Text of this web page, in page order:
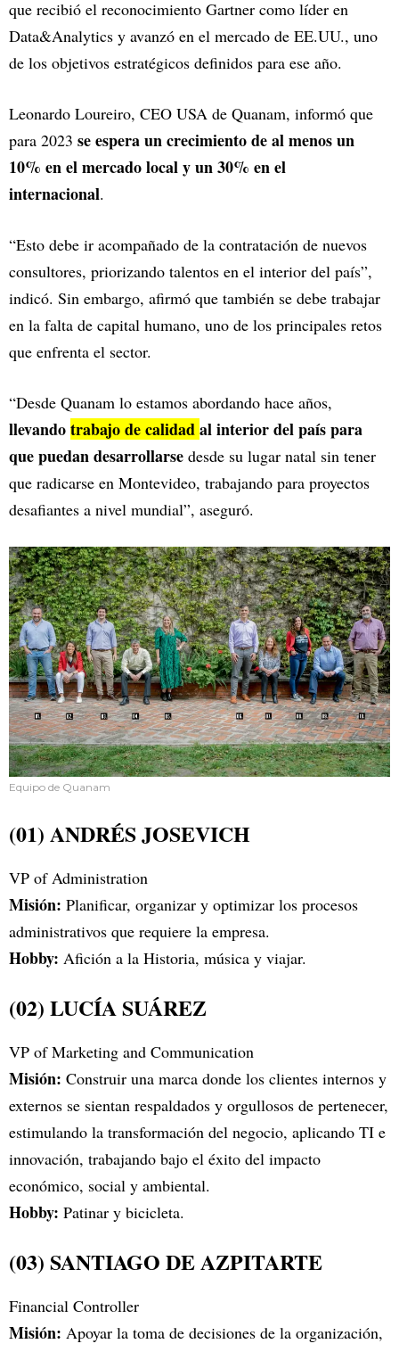
que recibió el reconocimiento Gartner como líder en
Data&Analytics y avanzó en el mercado de EE.UU., uno
de los objetivos estratégicos definidos para ese año.
Leonardo Loureiro, CEO USA de Quanam, informó que
para 2023 se espera un crecimiento de al menos un
10% en el mercado local y un 30% en el
internacional.
“Esto debe ir acompañado de la contratación de nuevos
consultores, priorizando talentos en el interior del país”,
indicó. Sin embargo, afirmó que también se debe trabajar
en la falta de capital humano, uno de los principales retos
que enfrenta el sector.
“Desde Quanam lo estamos abordando hace años,
llevandotrabajo de calidadal interior del país para
que puedan desarrollarse desde su lugar natal sin tener
que radicarse en Montevideo, trabajando para proyectos
desafiantes a nivel mundial”, aseguró.
Equipo de Quanam
(01) ANDRÉS JOSEVICH
VP of Administration
Misión: Planificar, organizar y optimizar los procesos
administrativos que requiere la empresa.
Hobby: Afición a la Historia, música y viajar.
(02) LUCÍA SUÁREZ
VP of Marketing and Communication
Misión: Construir una marca donde los clientes internos y
externos se sientan respaldados y orgullosos de pertenecer,
estimulando la transformación del negocio, aplicando TI e
innovación, trabajando bajo el éxito del impacto
económico, social y ambiental.
Hobby: Patinar y bicicleta.
(03) SANTIAGO DE AZPITARTE
Financial Controller
Misión: Apoyar la toma de decisiones de la organización,